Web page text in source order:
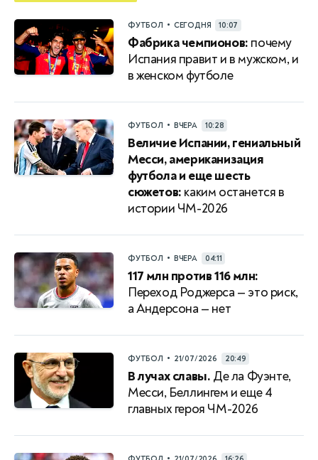
ФУТБОЛ • СЕГОДНЯ 10:07
Фабрика чемпионов: почему
Испания правит и в мужском, и
в женском футболе
ФУТБОЛ • ВЧЕРА 10:28
Величие Испании, гениальный
Месси, американизация
футбола и еще шесть
сюжетов: каким останется в
истории ЧМ-2026
ФУТБОЛ • ВЧЕРА 04:11
117 млн против 116 млн:
Переход Роджерса — это риск,
а Андерсона — нет
ФУТБОЛ • 21/07/2026 20:49
В лучах славы. Де ла Фуэнте,
Месси, Беллингем и еще 4
главных героя ЧМ-2026